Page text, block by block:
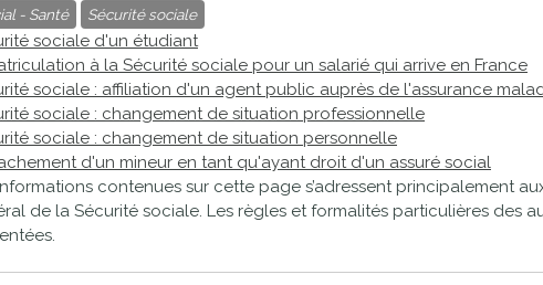
enfance
Etablissements
scolaires
publics
Le SSIAD
des Trois
Rivières
Sélection
d'activité
proches de
Cour et
Buis
- Santé Sécurité sociale
sociale d'un étudiant
à la Sécurité sociale pour un salarié qui arrive en France
sociale : affiliation d'un agent public auprès de l'assurance
sociale : changement de situation professionnelle
sociale : changement de situation personnelle
d'un mineur en tant qu'ayant droit d'un assuré social
contenues sur cette page s’adressent principalement
de la Sécurité sociale. Les règles et formalités particulières des